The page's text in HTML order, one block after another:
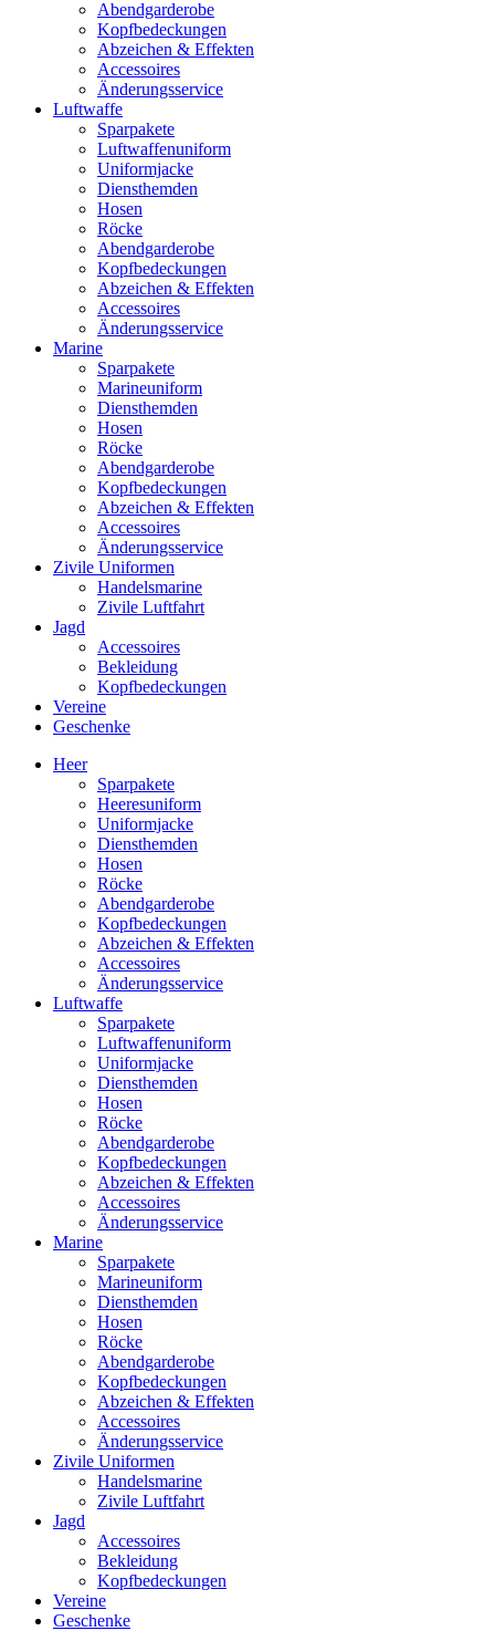
Abendgarderobe
Kopfbedeckungen
Abzeichen & Effekten
Accessoires
Änderungsservice
Luftwaffe
Sparpakete
Luftwaffenuniform
Uniformjacke
Diensthemden
Hosen
Röcke
Abendgarderobe
Kopfbedeckungen
Abzeichen & Effekten
Accessoires
Änderungsservice
Marine
Sparpakete
Marineuniform
Diensthemden
Hosen
Röcke
Abendgarderobe
Kopfbedeckungen
Abzeichen & Effekten
Accessoires
Änderungsservice
Zivile Uniformen
Handelsmarine
Zivile Luftfahrt
Jagd
Accessoires
Bekleidung
Kopfbedeckungen
Vereine
Geschenke
Heer
Sparpakete
Heeresuniform
Uniformjacke
Diensthemden
Hosen
Röcke
Abendgarderobe
Kopfbedeckungen
Abzeichen & Effekten
Accessoires
Änderungsservice
Luftwaffe
Sparpakete
Luftwaffenuniform
Uniformjacke
Diensthemden
Hosen
Röcke
Abendgarderobe
Kopfbedeckungen
Abzeichen & Effekten
Accessoires
Änderungsservice
Marine
Sparpakete
Marineuniform
Diensthemden
Hosen
Röcke
Abendgarderobe
Kopfbedeckungen
Abzeichen & Effekten
Accessoires
Änderungsservice
Zivile Uniformen
Handelsmarine
Zivile Luftfahrt
Jagd
Accessoires
Bekleidung
Kopfbedeckungen
Vereine
Geschenke